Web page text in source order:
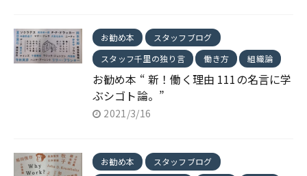
お勧め本
スタッフブログ
スタッフ千里の独り言
働き方 組織論
お勧め本 “ 新！働く理由 111の名言に学
ぶシゴト論。”
2021/3/16
お勧め本
スタッフブログ